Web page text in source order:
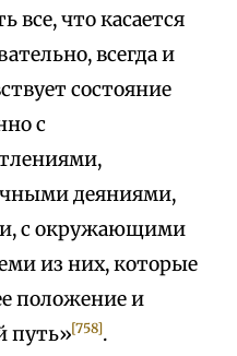
все, что касается
всегда и
состояние
с
деяниями,
с окружающими
из них, которые
положение и
путь»[758].